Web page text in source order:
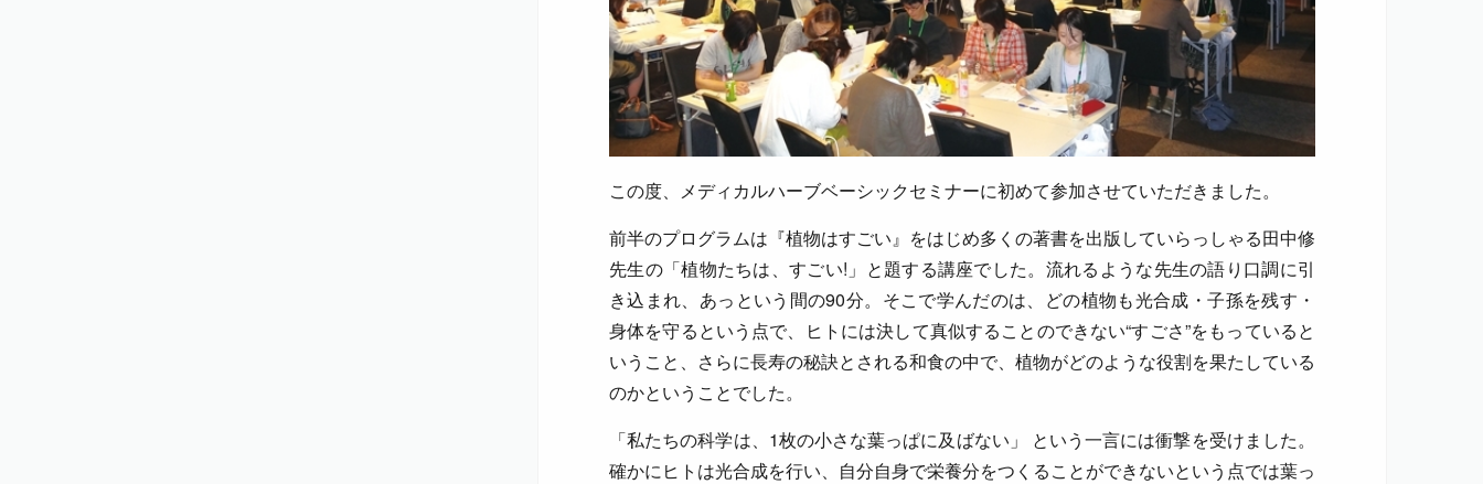
この度、メディカルハーブベーシックセミナーに初めて参加させていただきました。
前半のプログラムは『植物はすごい』をはじめ多くの著書を出版していらっしゃる田中修
先生の「植物たちは、すごい!」と題する講座でした。流れるような先生の語り口調に引
き込まれ、あっという間の90分。そこで学んだのは、どの植物も光合成・子孫を残す・
身体を守るという点で、ヒトには決して真似することのできない“すごさ”をもっていると
いうこと、さらに長寿の秘訣とされる和食の中で、植物がどのような役割を果たしている
のかということでした。
「私たちの科学は、1枚の小さな葉っぱに及ばない」 という一言には衝撃を受けました。
確かにヒトは光合成を行い、自分自身で栄養分をつくることができないという点では葉っ